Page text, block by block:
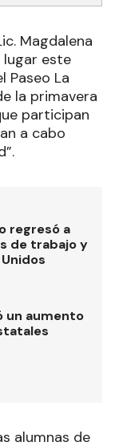
Magdalena
lugar este
Paseo La
la primavera
participan
a cabo
regresó a
de trabajo y
un aumento
alumnas de